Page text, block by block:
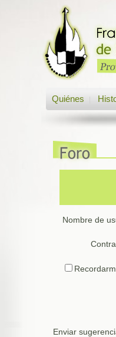
Quiénes
Nombre de
Enviar